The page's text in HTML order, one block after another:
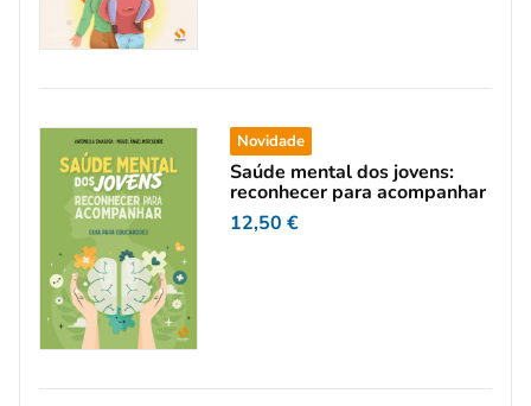
Novidade
Saúde mental dos jovens:
reconhecer para acompanhar
12,50 €